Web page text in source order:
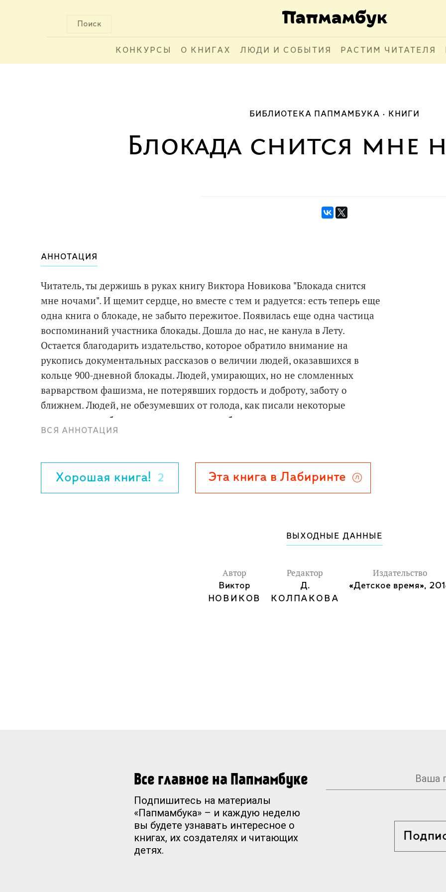
Поиск
КОНКУРСЫ О КНИГАХ ЛЮДИ И СОБЫТИЯ РАСТИМ ЧИТАТЕЛЯ
БИБЛИОТЕКА ПАПМАМБУКА КНИГИ
Блокада снится мне
АННОТАЦИЯ
Читатель, ты держишь в руках книгу Виктора Новикова "Блокада снится
мне ночами". И щемит сердце, но вместе с тем и радуется: есть теперь еще
одна книга о блокаде, не забыто пережитое. Появилась еще одна частица
воспоминаний участника блокады. Дошла до нас, не канула в Лету.
Остается благодарить издательство, которое обратило внимание на
рукопись документальных рассказов о величии людей, оказавшихся в
кольце 900-дневной блокады. Людей, умирающих, но не сломленных
варварством фашизма, не потерявших гордость и доброту, заботу о
ближнем. Людей, не обезумевших от голода, как писали некоторые
историки за рубежом, а выстоявших и победивших.
И веришь твердо: "Никто не забыт, ничто не забыто"...
ВСЯ АННОТАЦИЯ
Хорошая книга! 2 Эта книга в Лабиринте
ВЫХОДНЫЕ ДАННЫЕ
Автор
Виктор
НОВИКОВ
Редактор
Д.
КОЛПАКОВА
Издательство
«Детское время»,
Все главное на Папмамбуке
Подпишитесь на материалы
«Папмамбука» – и каждую неделю
вы будете узнавать интересное о
книгах, их создателях и читающих
детях.